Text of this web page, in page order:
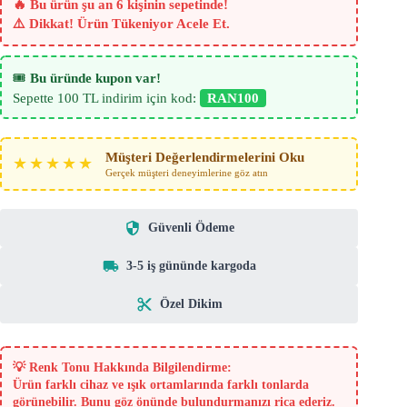
🔥 Bu ürün şu an 6 kişinin sepetinde!
⚠️ Dikkat! Ürün Tükeniyor Acele Et.
🎟️ Bu üründe kupon var!
Sepette 100 TL indirim için kod:
RAN100
★★★★★ Müşteri Değerlendirmelerini Oku
Gerçek müşteri deneyimlerine göz atın
Güvenli Ödeme
3-5 iş gününde kargoda
Özel Dikim
💡 Renk Tonu Hakkında Bilgilendirme:
Ürün farklı cihaz ve ışık ortamlarında farklı tonlarda
görünebilir. Bunu göz önünde bulundurmanızı rica ederiz.